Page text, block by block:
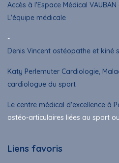
Accès à l'Espace Médical VAUBAN
L'équipe médicale
-
Denis Vincent ostéopathe et kiné
Katy Perlemuter Cardiologie,
cardiologue du sport
Le centre médical d'excellence à
ostéo-articulaires liées au sport
Liens favoris